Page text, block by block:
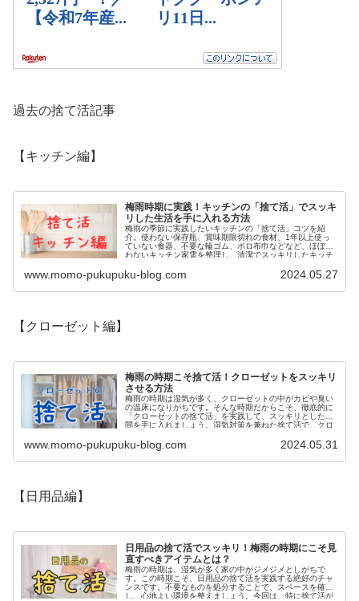
過去の捨て活記事
【キッチン編】
梅雨時期に実践！キッチンの「捨て活」でスッキ
リした生活を手に入れる方法
梅雨の季節に実践したいキッチンの「捨て活」コツを紹
介。使わない保存瓶、賞味期限切れの食材、1年以上使っ
ていない食器、不要な輪ゴム、ボロ布巾などなど、ほぼ使
わないキッチン家電を整理し、清潔でスッキリしたキッチ
www.momo-pukupuku-blog.com 2024.05.27
【クローゼット編】
梅雨の時期こそ捨て活！クローゼットをスッキリ
させる方法
梅雨の時期は湿気が多く、クローゼットの中がカビや臭い
の温床になりがちです。そんな時期だからこそ、徹底的に
「クローゼットの捨て活」を実践して、スッキリとした空
間を手に入れましょう。湿気対策を兼ねた捨て活で、クロ
www.momo-pukupuku-blog.com 2024.05.31
【日用品編】
日用品の捨て活でスッキリ！梅雨の時期にこそ見
直すべきアイテムとは？
梅雨の時期は、湿気が多く家の中がジメジメとしがちで
す。この時期こそ、日用品の捨て活を実践する絶好のチャ
ンスです。不要なものを処分することで、スペースを確保
し、心地よい環境を整えましょう。今回は、特に捨て活が